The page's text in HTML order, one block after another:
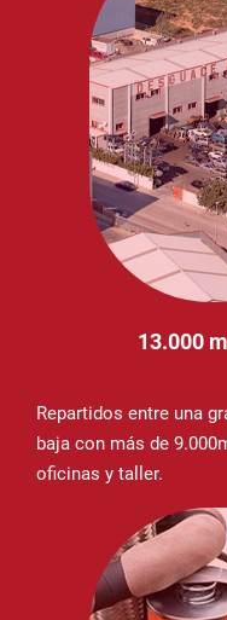
13.000
Repartidos entre una
baja con más de
oficinas y taller.